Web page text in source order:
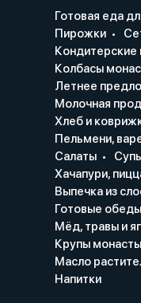
Готовая еда
Пирожки
Кондитерские
Колбасы
Летнее
Молочная
Хлеб и
Пельмени,
Салаты
Хачапури,
Выпечка из
Готовые обеды
Мёд, травы и
Крупы
Масло
Напитки